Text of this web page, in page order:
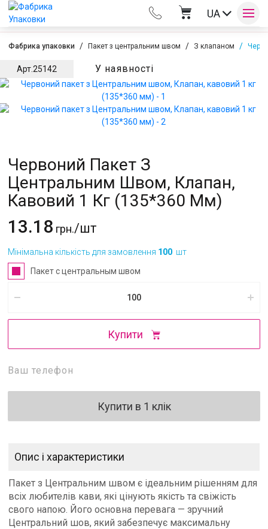
UA
Оплата та доставка
Фабрика упаковки Пакет з центральним швом З клапаном
Арт.25142 У наявності
Червоний Пакет З
Центральним Швом, Клапан,
Кавовий 1 Кг (135*360 Мм)
13.18 грн./шт
Мінімальна кількість для замовлення 100 шт
Пакет с центральным швом
Купити
Купити в 1 клік
Опис і характеристики
Пакет з Центральним швом є ідеальним рішенням для
всіх любителів кави, які цінують якість та свіжість
свого напою. Його основна перевага — зручний
Центральний шов, який забезпечує максимальну